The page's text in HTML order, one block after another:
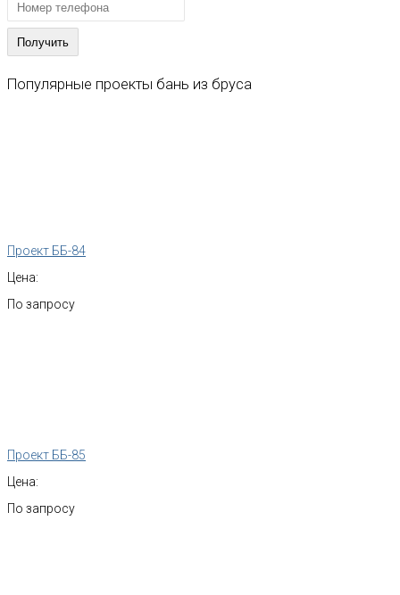
Популярные проекты бань из бруса
Проект ББ-84
Цена:
По запросу
Проект ББ-85
Цена:
По запросу